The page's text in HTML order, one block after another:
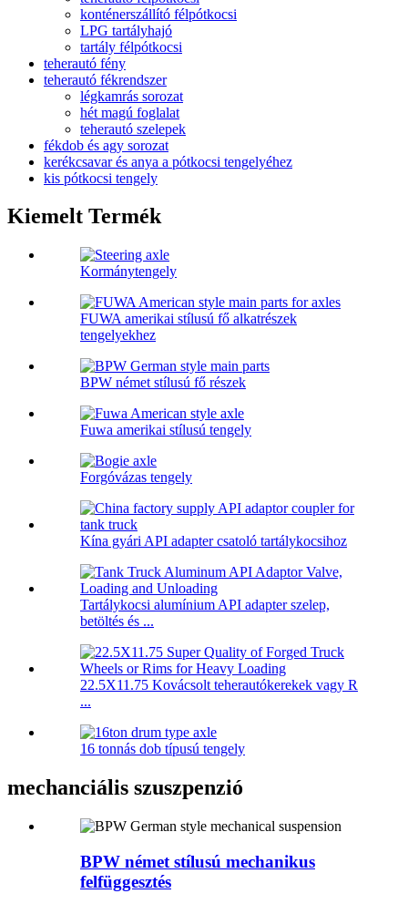
konténerszállító félpótkocsi
LPG tartályhajó
tartály félpótkocsi
teherautó fény
teherautó fékrendszer
légkamrás sorozat
hét magú foglalat
teherautó szelepek
fékdob és agy sorozat
kerékcsavar és anya a pótkocsi tengelyéhez
kis pótkocsi tengely
Kiemelt Termék
Kormánytengely
FUWA amerikai stílusú fő alkatrészek
tengelyekhez
BPW német stílusú fő részek
Fuwa amerikai stílusú tengely
Forgóvázas tengely
Kína gyári API adapter csatoló tartálykocsihoz
Tartálykocsi alumínium API adapter szelep,
betöltés és ...
22.5X11.75 Kovácsolt teherautókerekek vagy R
...
16 tonnás dob típusú tengely
mechanciális szuszpenzió
BPW német stílusú mechanikus
felfüggesztés